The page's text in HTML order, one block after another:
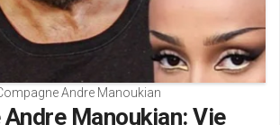
Andre Manoukian
Manoukian: Vie